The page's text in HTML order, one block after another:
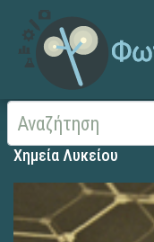
Αρχική Χημεία Λυκείου
Χημεία Λυκείου